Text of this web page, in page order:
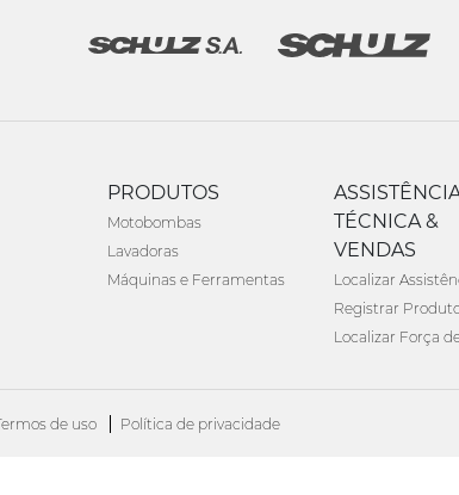
PRODUTOS
Motobombas
Lavadoras
Máquinas e Ferramentas
TÉCNICA &
VENDAS
Localizar
Registrar
Localizar Força
de uso Política de privacidade